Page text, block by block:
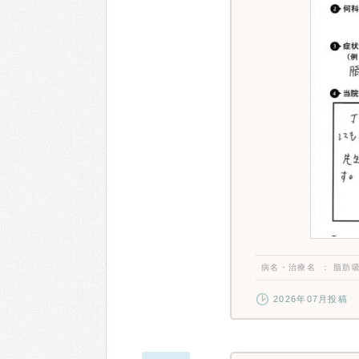
病名・治療名 脂肪
2026年07月投稿